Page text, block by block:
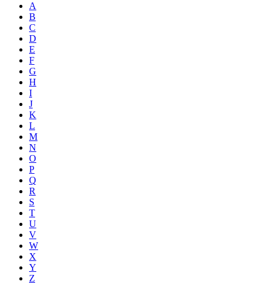
A
B
C
D
E
F
G
H
I
J
K
L
M
N
O
P
Q
R
S
T
U
V
W
X
Y
Z